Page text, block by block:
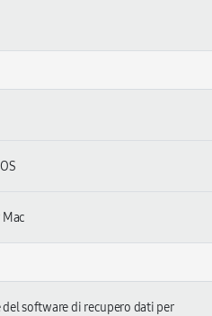
software di recupero dati per